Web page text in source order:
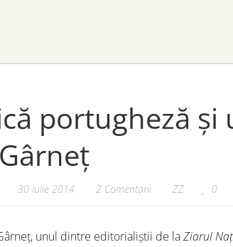
portugheză și
30 iulie 2014 2 Comentarii ZZ 0
unul dintre editorialiștii de laZiarul